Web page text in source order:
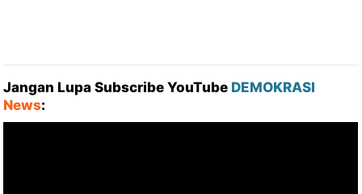
Jangan Lupa Subscribe YouTube DEMOKRASI
News: